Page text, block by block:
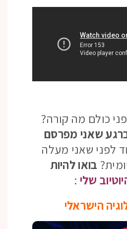
כולם מה קורה?
שאני מפרסם
לפני שאני מעלה
בואו להיות
שלי :
הישראלי